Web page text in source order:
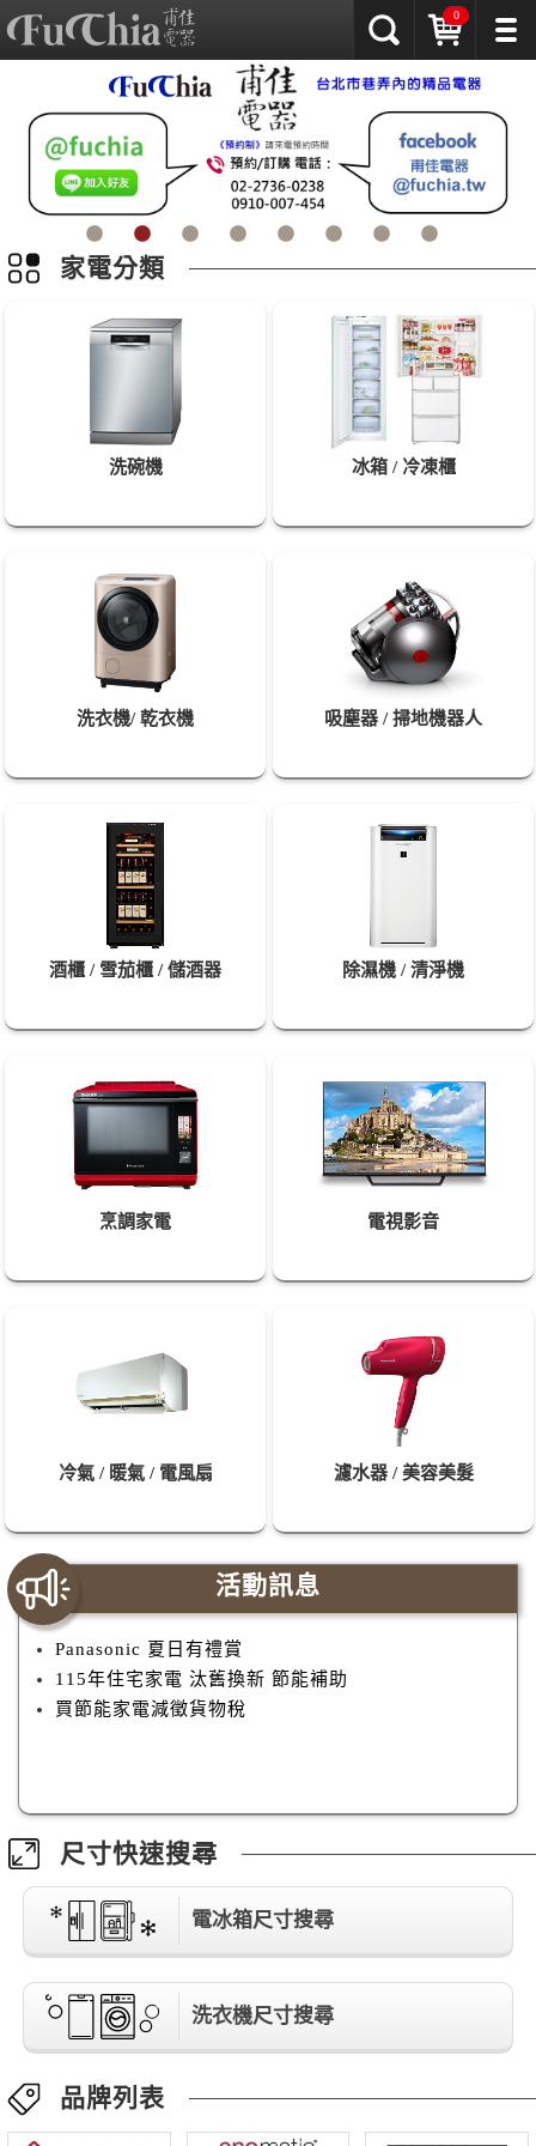
0
家電分類
洗碗機 冰箱 / 冷凍櫃
洗衣機/ 乾衣機 吸塵器 / 掃地機器人
酒櫃 / 雪茄櫃 / 儲酒器 除濕機 / 清淨機
烹調家電 電視影音
冷氣 / 暖氣 / 電風扇 濾水器 / 美容美髮
活動訊息
Panasonic 夏日有禮賞
115年住宅家電 汰舊換新 節能補助
買節能家電減徵貨物稅
尺寸快速搜尋
電冰箱尺寸搜尋
洗衣機尺寸搜尋
品牌列表